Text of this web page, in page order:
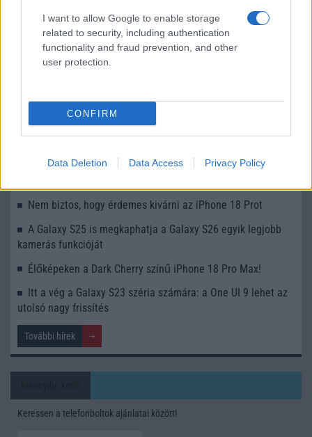
I want to allow Google to enable storage
related to security, including authentication
functionality and fraud prevention, and other
user protection.
CONFIRM
Data Deletion Data Access Privacy Policy
LEGOLVASOTTABBAK
Számos népszerű Samsung Galaxy készülék kimarad a One
UI 9 frissítésből – itt a lista az érintett modellekről
Apple az új csúcsmobilokról
Az Android rejtett automatizmusai: hat funkció, amely
Ez a rejtett Samsung funkció teljesen megváltoztatja a
Nem biztos, hogy érdemes kivárni az iPhone 18 Prot
A Galaxy S25 is megkaphatja a Galaxy S26 egyik legjobb
kamerás funkcióját
Élőképeken a Dark Cherry színű iPhone 18 Pro Max!
Itt a vég a Galaxy S23 széria számára: a One UI 9 lehet az
utolsó nagy frissítés
További hírek
Keressen a telefonboltok ajánlatai között!